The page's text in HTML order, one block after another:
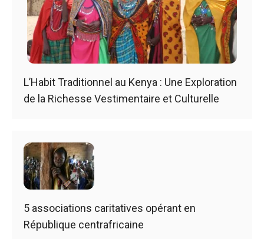
L’Habit Traditionnel au Kenya : Une Exploration
de la Richesse Vestimentaire et Culturelle
5 associations caritatives opérant en
République centrafricaine